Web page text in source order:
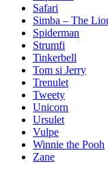
Safari
Simba – The
Spiderman
Strumfi
Tinkerbell
Tom si Jerry
Trenulet
Tweety
Unicorn
Ursulet
Vulpe
Winnie the Pooh
Zane